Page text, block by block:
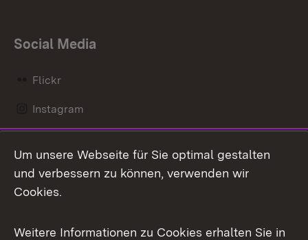
Social Media
Flickr
Instagram
Mastodon
Messenger
Social Wall
Um unsere Webseite für Sie optimal gestalten
und verbessern zu können, verwenden wir
Cookies.
Weitere Informationen zu Cookies erhalten Sie in